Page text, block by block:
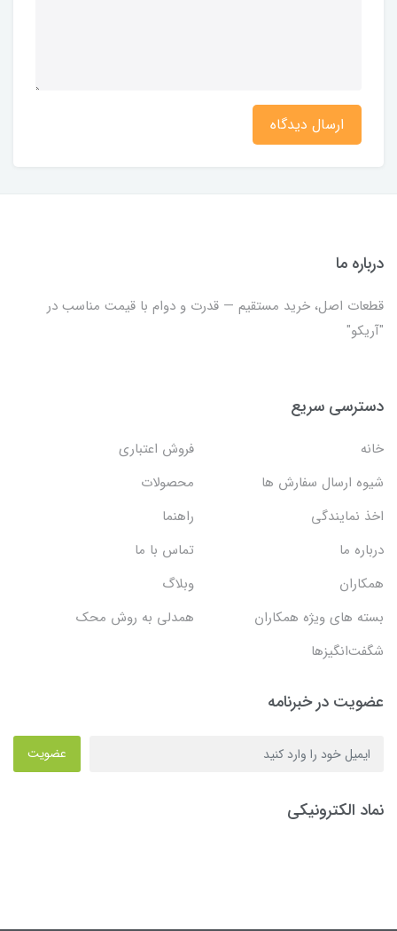
ارسال دیدگاه
درباره ما
قطعات اصل، خرید مستقیم — قدرت و دوام با قیمت مناسب در
"آریکو"
دسترسی سریع
خانه
فروش اعتباری
شیوه ارسال سفارش ها
محصولات
اخذ نمایندگی
راهنما
درباره ما
تماس با ما
همکاران
وبلاگ
بسته های ویژه همکاران
همدلی به روش محک
شگفت‌انگیزها
عضویت در خبرنامه
عضویت
نماد الکترونیکی